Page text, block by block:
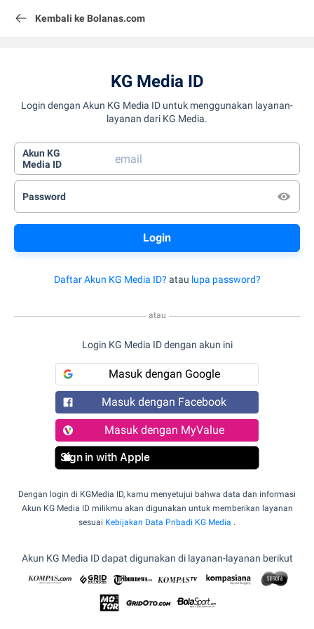
Kembali ke Bolanas.com
KG Media ID
Login dengan Akun KG Media ID untuk menggunakan layanan-
layanan dari KG Media.
Akun KG
Media ID
Password
Daftar Akun KG Media ID? atau lupa password?
atau
Login KG Media ID dengan akun ini
Masuk dengan Google
Masuk dengan Facebook
Masuk dengan MyValue
Sign in with Apple
Dengan login di KGMedia ID, kamu menyetujui bahwa data dan informasi
Akun KG Media ID milikmu akan digunakan untuk memberikan layanan
sesuai Kebijakan Data Pribadi KG Media .
Akun KG Media ID dapat digunakan di layanan-layanan berikut